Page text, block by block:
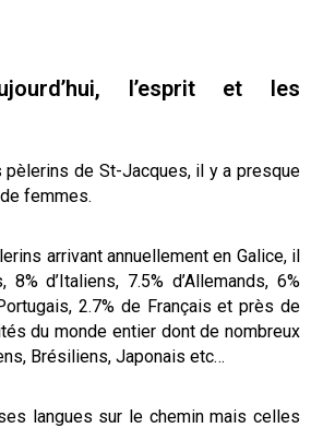
l’esprit et les
pèlerins de St-Jacques, il y a presque
femmes.
arrivant annuellement en Galice, il
8% d’Italiens, 7.5% d’Allemands, 6%
2.7% de Français et près de
du monde entier dont de nombreux
Brésiliens, Japonais etc…
langues sur le chemin mais celles